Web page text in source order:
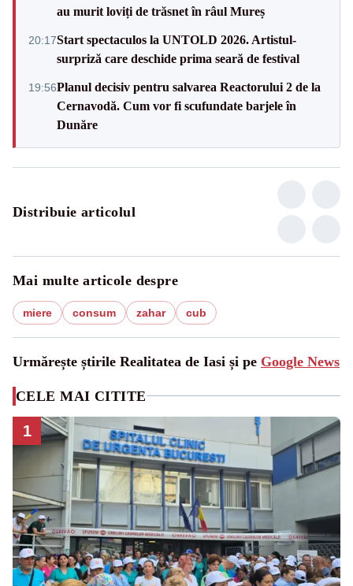
au murit loviți de trăsnet în râul Mureș
20:17Start spectaculos la UNTOLD 2026. Artistul-
surpriză care deschide prima seară de festival
19:56Planul decisiv pentru salvarea Reactorului 2 de la
Cernavodă. Cum vor fi scufundate barjele în
Dunăre
Distribuie articolul
Mai multe articole despre
miere consum zahar cub
Urmărește știrile Realitatea de Iasi și pe Google News
CELE MAI CITITE
1